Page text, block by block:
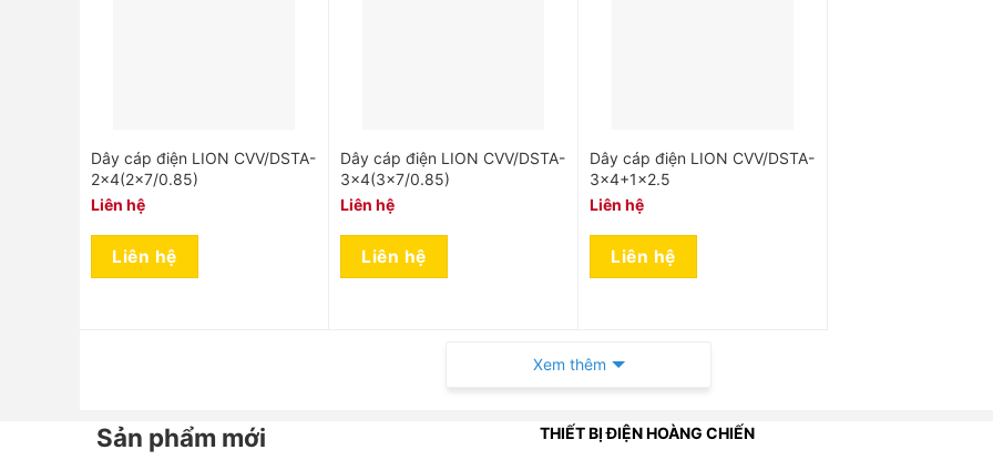
Dây cáp điện LION CVV/DSTA-
2×4(2×7/0.85)
Liên hệ
Liên hệ
Dây cáp điện LION CVV/DSTA-
3×4(3×7/0.85)
Liên hệ
Liên hệ
Dây cáp điện LION CVV/DSTA-
3×4+1×2.5
Liên hệ
Liên hệ
Xem thêm
Sản phẩm mới THIẾT BỊ ĐIỆN HOÀNG CHIẾN